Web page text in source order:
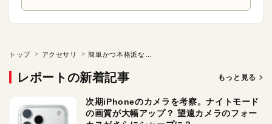
トップ アクセサリ
レポートの新着記事 もっと見る
次期iPhoneのカメラを考察。ナイトモード
の画質が大幅アップ？ 望遠カメラのフォー